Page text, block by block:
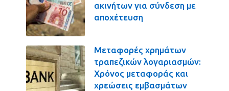
ακινήτων για σύνδεση με
αποχέτευση
Μεταφορές χρημάτων
τραπεζικών λογαριασμών:
Χρόνος μεταφοράς και
χρεώσεις εμβασμάτων